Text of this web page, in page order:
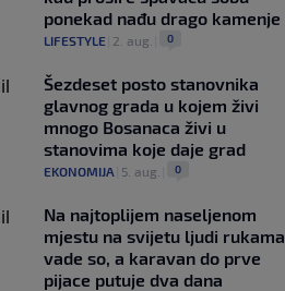
ponekad nađu drago kamenje
LIFESTYLE| 2. aug. 0
Šezdeset posto stanovnika
glavnog grada u kojem živi
mnogo Bosanaca živi u
stanovima koje daje grad
EKONOMIJA 5. aug. 0
Na najtoplijem naseljenom
mjestu na svijetu ljudi rukama
vade so, a karavan do prve
pijace putuje dva dana